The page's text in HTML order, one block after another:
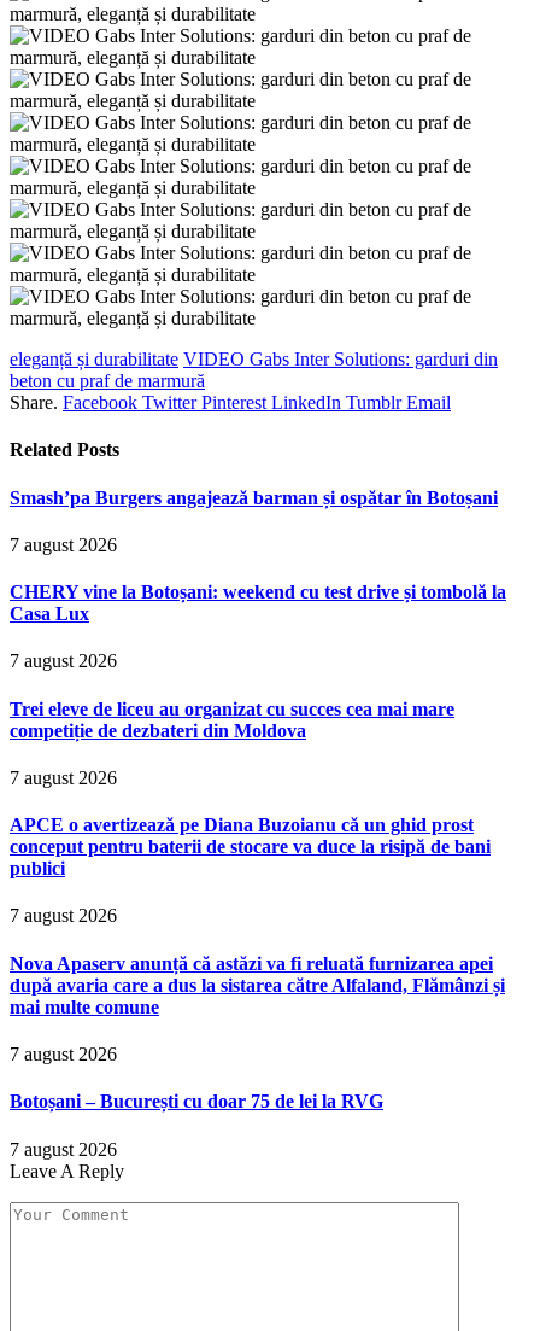
eleganță și durabilitate VIDEO Gabs Inter Solutions: garduri din
beton cu praf de marmură
Share. Facebook Twitter Pinterest LinkedIn Tumblr Email
Related Posts
Smash’pa Burgers angajează barman și ospătar în Botoșani
7 august 2026
CHERY vine la Botoșani: weekend cu test drive și tombolă la
Casa Lux
7 august 2026
Trei eleve de liceu au organizat cu succes cea mai mare
competiție de dezbateri din Moldova
7 august 2026
APCE o avertizează pe Diana Buzoianu că un ghid prost
conceput pentru baterii de stocare va duce la risipă de bani
publici
7 august 2026
Nova Apaserv anunță că astăzi va fi reluată furnizarea apei
după avaria care a dus la sistarea către Alfaland, Flămânzi și
mai multe comune
7 august 2026
Botoșani – București cu doar 75 de lei la RVG
7 august 2026
Leave A Reply